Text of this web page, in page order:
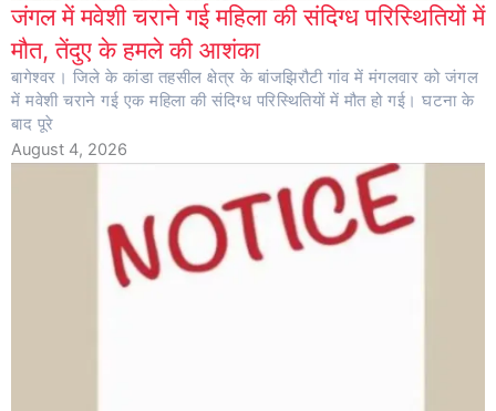
जंगल में मवेशी चराने गई महिला की संदिग्ध परिस्थितियों में
मौत, तेंदुए के हमले की आशंका
बागेश्वर। जिले के कांडा तहसील क्षेत्र के बांजझिरौटी गांव में मंगलवार को जंगल
में मवेशी चराने गई एक महिला की संदिग्ध परिस्थितियों में मौत हो गई। घटना के
बाद पूरे
August 4, 2026